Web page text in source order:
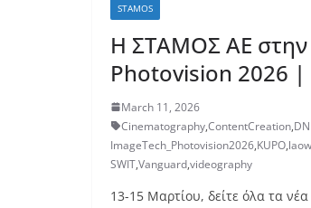
STAMOS
H ΣΤΑΜΟΣ ΑΕ
Photovision 2026 |
March 11, 2026
Cinematography,ContentCreation,
ImageTech_Photovision2026,KUPO,
SWIT,Vanguard,videography
13-15 Μαρτίου, δείτε όλα τα